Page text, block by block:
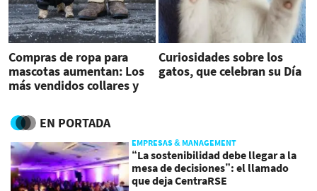
Compras de ropa para
mascotas aumentan: Los
más vendidos collares y
Curiosidades sobre los
gatos, que celebran su Día
EN PORTADA
EMPRESAS & MANAGEMENT
“La sostenibilidad debe llegar a la
mesa de decisiones”: el llamado
que deja CentraRSE